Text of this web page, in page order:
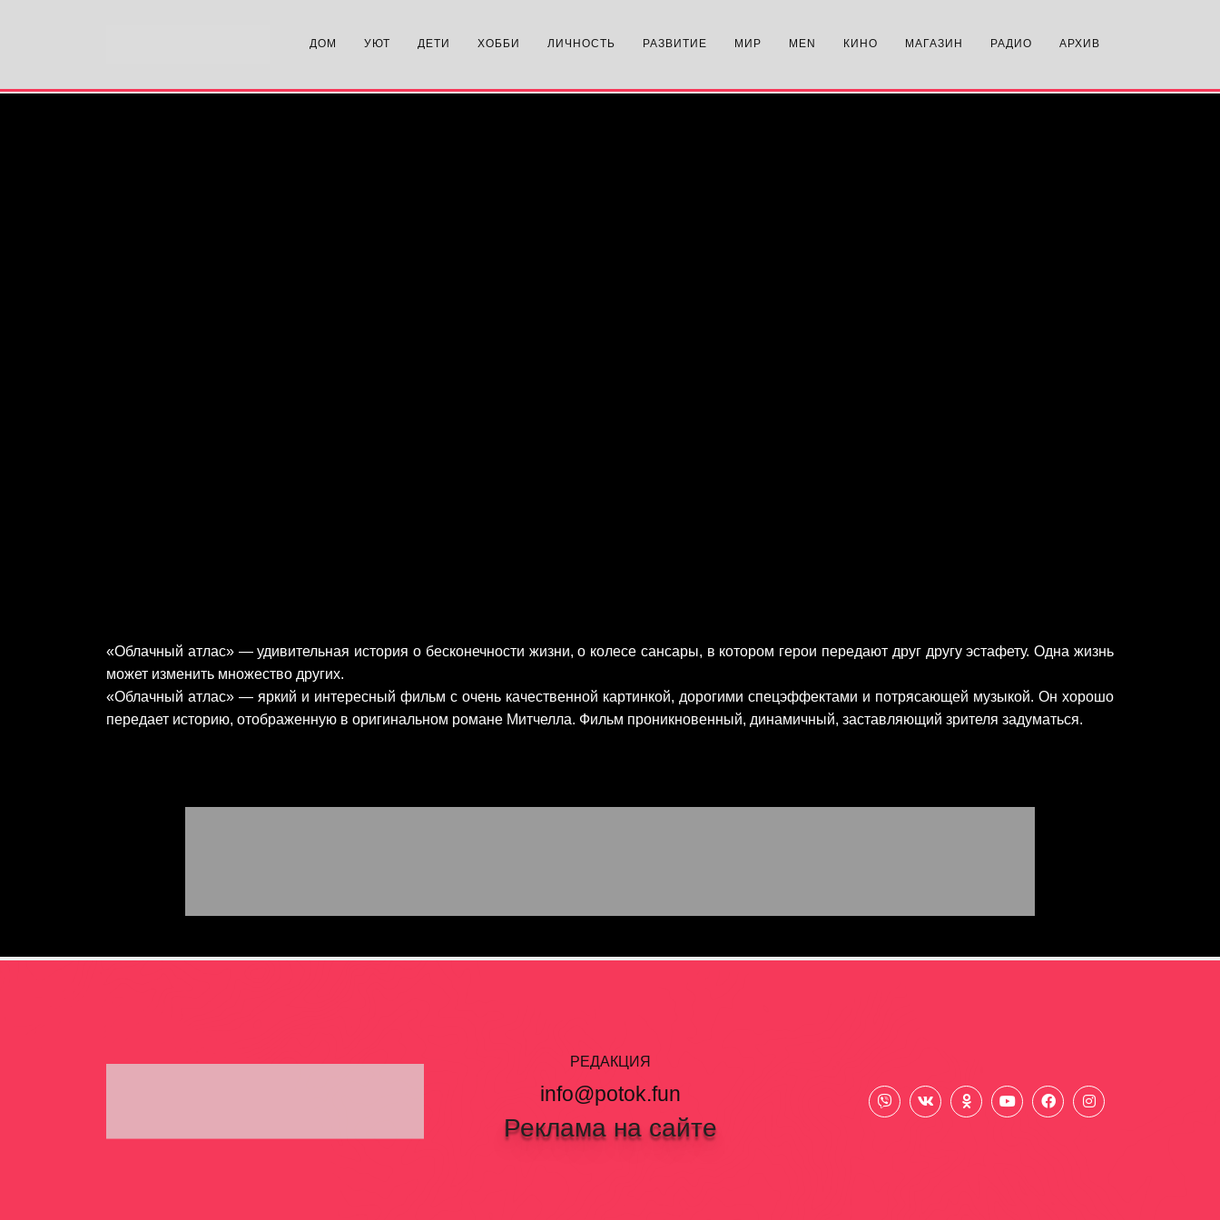
ДОМ УЮТ ДЕТИ ХОББИ ЛИЧНОСТЬ РАЗВИТИЕ МИР MEN КИНО МАГАЗИН РАДИО АРХИВ
«Облачный атлас» — удивительная история о бесконечности жизни, о колесе сансары, в котором герои передают друг другу эстафету. Одна жизнь
может изменить множество других.
«Облачный атлас» — яркий и интересный фильм с очень качественной картинкой, дорогими спецэффектами и потрясающей музыкой. Он хорошо
передает историю, отображенную в оригинальном романе Митчелла. Фильм проникновенный, динамичный, заставляющий зрителя задуматься.
РЕДАКЦИЯ
info@potok.fun
Реклама на сайте